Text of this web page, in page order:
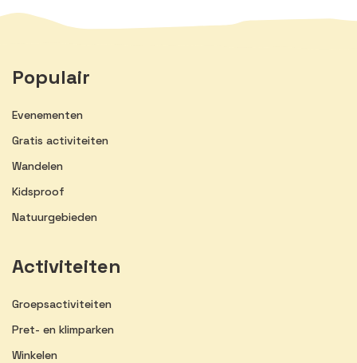
Populair
Evenementen
Gratis activiteiten
Wandelen
Kidsproof
Natuurgebieden
Activiteiten
Groepsactiviteiten
Pret- en klimparken
Winkelen